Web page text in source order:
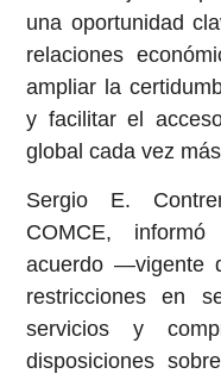
una oportunidad
relaciones
ampliar la
y facilitar el
global cada vez
Sergio E.
COMCE,
acuerdo —vigente
restricciones en
servicios y
disposiciones